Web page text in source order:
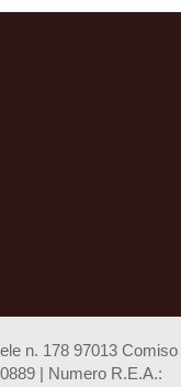
n. 178 97013
| Numero R.E.A.: